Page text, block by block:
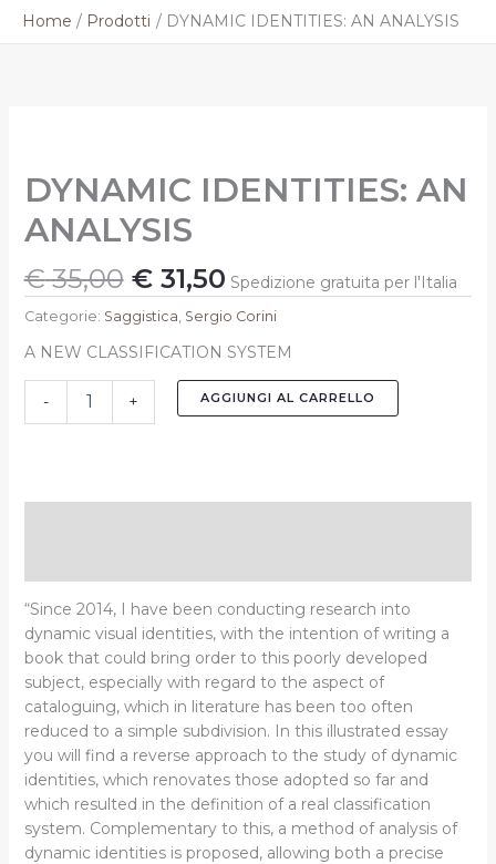
Home Prodotti DYNAMIC IDENTITIES: AN ANALYSIS
DYNAMIC IDENTITIES: AN
ANALYSIS
€35,00
originale
era:
€ 35,00.
€31,50
attuale
è:
Spedizione gratuita per l'Italia
Categorie: Saggistica Sergio Corini
A NEW CLASSIFICATION SYSTEM
-
ANALYSIS
+ AGGIUNGI AL CARRELLO
“Since 2014, I have been conducting research into
dynamic visual identities, with the intention of writing a
book that could bring order to this poorly developed
subject, especially with regard to the aspect of
cataloguing, which in literature has been too often
reduced to a simple subdivision. In this illustrated essay
you will find a reverse approach to the study of dynamic
identities, which renovates those adopted so far and
which resulted in the definition of a real classification
system. Complementary to this, a method of analysis of
dynamic identities is proposed, allowing both a precise